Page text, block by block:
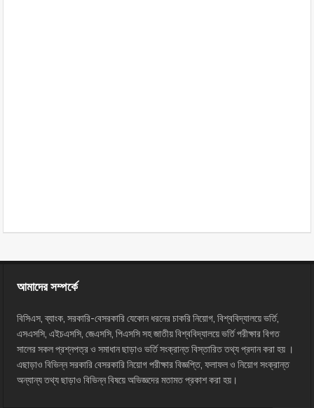
আমাদের সম্পর্কে
বিসিএস, ব্যাংক, সরকারি-বেসরকারি যেকোন ধরনের চাকরি নিয়োগ, বিশ্ববিদ্যালয়ে ভর্তি,
এসএসসি, এইচএসসি, জেএসসি, পিএসসি সহ জাতীয় বিশ্ববিদ্যালয়ে ভর্তি পরীক্ষার বিগত
সালের সকল প্রশ্নপত্র ও সমাধান ছাড়াও ভর্তি সংক্রান্ত বিস্তারিত তথ্য প্রদান করা হয় ।
এছাড়াও বিভিন্ন সরকারি বেসরকারি নিয়োগ পরীক্ষার বিজ্ঞপ্তি, ফলাফল ও নিয়োগ সংক্রান্ত
অন্যান্য তথ্য ছাড়াও বিভিন্ন বিষয়ে অভিজ্ঞদের মতামত প্রকাশ করা হয়।